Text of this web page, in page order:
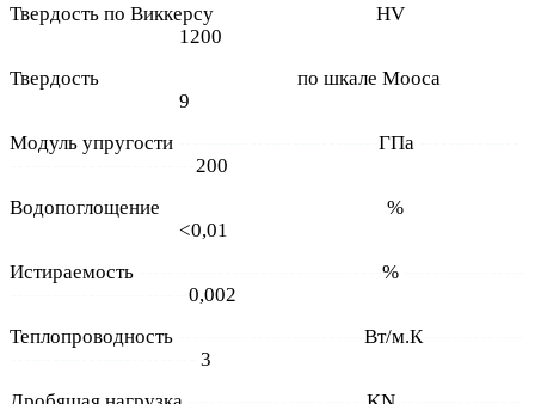
Твердость по Виккерсу
HV-----------------
1200
Твердость
по шкале Moоса
9
Модуль упругости
ГПа
200
Водопоглощение
%
<0,01
Истираемость
%
0,002
Теплопроводность
Вт/м.К--------------
3